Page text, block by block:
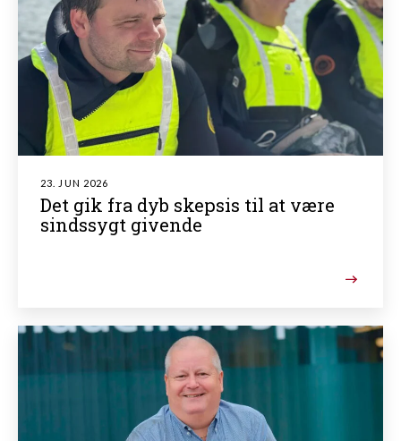
23. JUN 2026
Det gik fra dyb skepsis til at være
sindssygt givende